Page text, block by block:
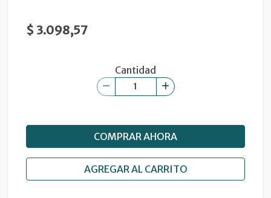
$ 3.098,57
Cantidad
COMPRAR AHORA
AGREGAR AL CARRITO